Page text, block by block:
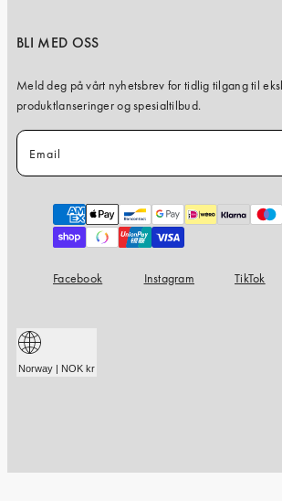
BLI MED OSS
Meld deg på vårt nyhetsbrev for tidlig tilgang til
produktlanseringer og spesialtilbud.
Email
Payment
methods
Facebook Instagram TikTok
Norway | NOK kr